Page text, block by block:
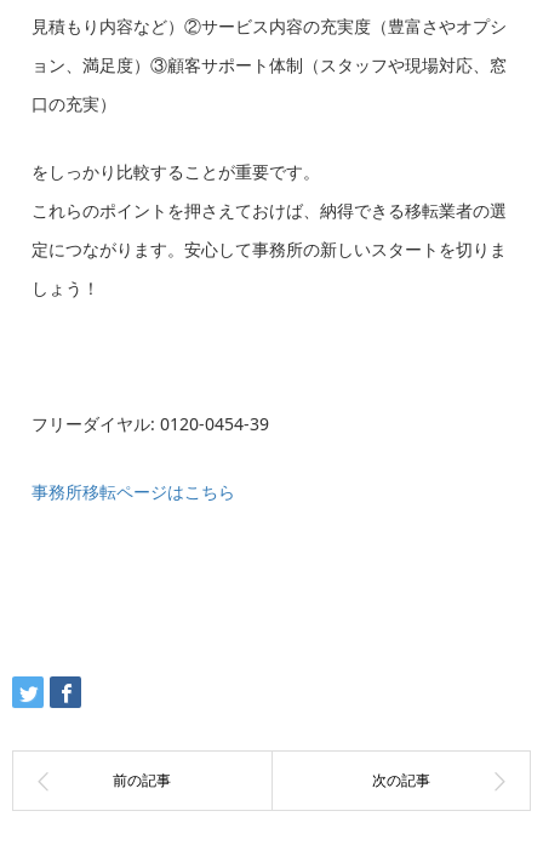
見積もり内容など）②サービス内容の充実度（豊富さやオプシ
ョン、満足度）③顧客サポート体制（スタッフや現場対応、窓
口の充実）
をしっかり比較することが重要です。
これらのポイントを押さえておけば、納得できる移転業者の選
定につながります。安心して事務所の新しいスタートを切りま
しょう！
フリーダイヤル: 0120-0454-39
事務所移転ページはこちら